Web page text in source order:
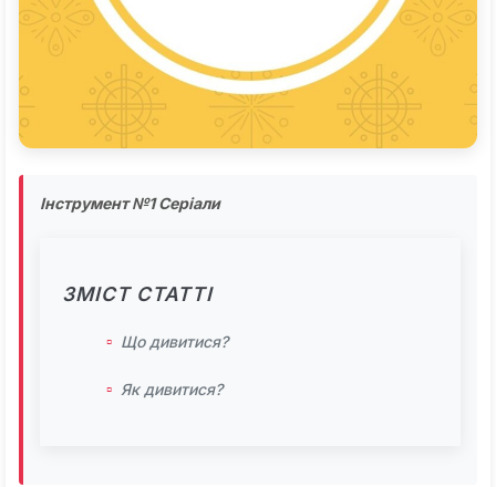
Інструмент №1 Серіали
ЗМІСТ СТАТТІ
Що дивитися?
Як дивитися?